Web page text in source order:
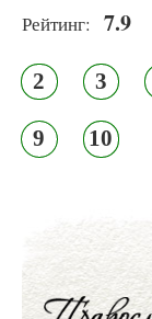
Рейтинг: 7.9
2 3
9 10